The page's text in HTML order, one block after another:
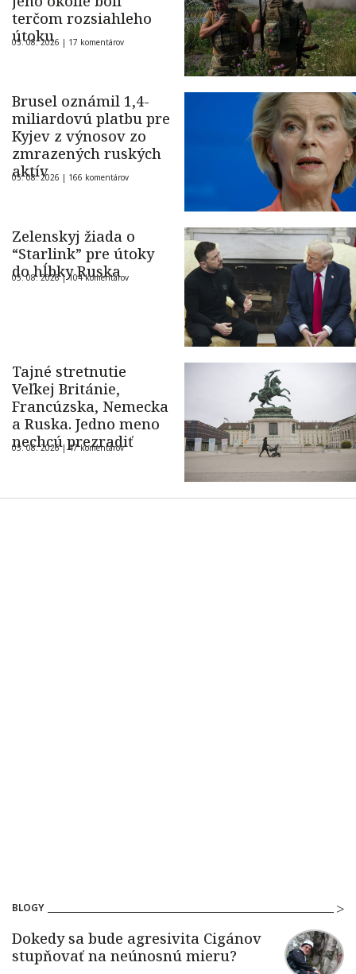
terčom rozsiahleho
útoku
05. 08. 2026 | 17 komentárov
Brusel oznámil 1,4-
miliardovú platbu pre
Kyjev z výnosov zo
zmrazených ruských
aktív
05. 08. 2026 | 166 komentárov
Zelenskyj žiada o
“Starlink” pre útoky
do hĺbky Ruska
05. 08. 2026 |104 komentárov
Tajné stretnutie
Veľkej Británie,
Francúzska, Nemecka
a Ruska. Jedno meno
nechcú prezradiť
05. 08. 2026 |47 komentárov
BLOGY